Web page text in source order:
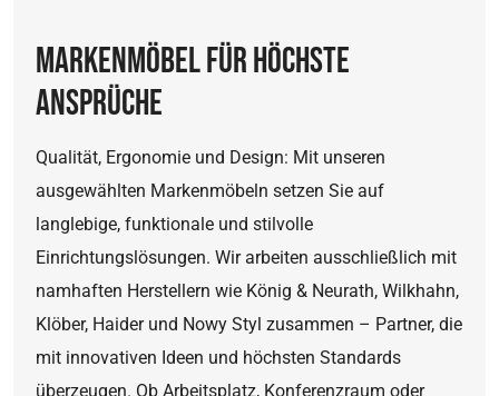
MARKENMÖBEL FÜR HÖCHSTE
ANSPRÜCHE
Qualität, Ergonomie und Design: Mit unseren
ausgewählten Markenmöbeln setzen Sie auf
langlebige, funktionale und stilvolle
Einrichtungslösungen. Wir arbeiten ausschließlich mit
namhaften Herstellern wie König & Neurath, Wilkhahn,
Klöber, Haider und Nowy Styl zusammen – Partner, die
mit innovativen Ideen und höchsten Standards
überzeugen. Ob Arbeitsplatz, Konferenzraum oder
Anbieter:
Google
Zweck:
Anforderungsrate einzuschränken
1 Tag
_gid
_gid